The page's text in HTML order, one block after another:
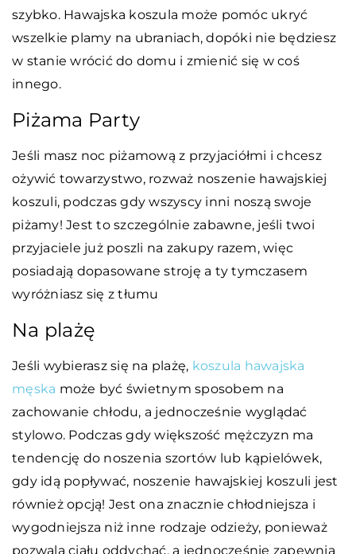
szybko. Hawajska koszula może pomóc ukryć
wszelkie plamy na ubraniach, dopóki nie będziesz
w stanie wrócić do domu i zmienić się w coś
innego.
Piżama Party
Jeśli masz noc piżamową z przyjaciółmi i chcesz
ożywić towarzystwo, rozważ noszenie hawajskiej
koszuli, podczas gdy wszyscy inni noszą swoje
piżamy! Jest to szczególnie zabawne, jeśli twoi
przyjaciele już poszli na zakupy razem, więc
posiadają dopasowane stroję a ty tymczasem
wyróżniasz się z tłumu
Na plażę
Jeśli wybierasz się na plażę, koszula hawajska
męska może być świetnym sposobem na
zachowanie chłodu, a jednocześnie wyglądać
stylowo. Podczas gdy większość mężczyzn ma
tendencję do noszenia szortów lub kąpielówek,
gdy idą popływać, noszenie hawajskiej koszuli jest
również opcją! Jest ona znacznie chłodniejsza i
wygodniejsza niż inne rodzaje odzieży, ponieważ
pozwala ciału oddychać, a jednocześnie zapewnia